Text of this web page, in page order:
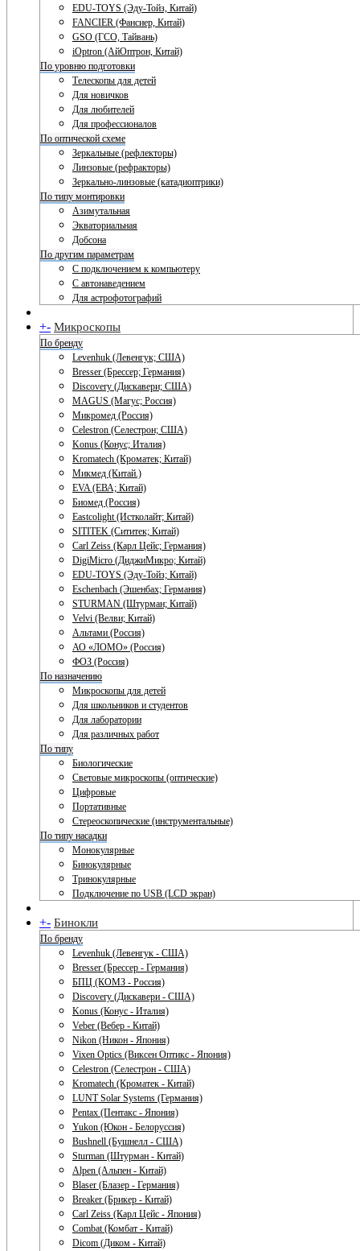
EDU-TOYS (Эду-Тойз, Китай)
FANCIER (Фансиер, Китай)
GSO (ГСО, Тайвань)
iOptron (АйОптрон, Китай)
По уровню подготовки
Телескопы для детей
Для новичков
Для любителей
Для профессионалов
По оптической схеме
Зеркальные (рефлекторы)
Линзовые (рефракторы)
Зеркально-линзовые (катадиоптрики)
По типу монтировки
Азимутальная
Экваториальная
Добсона
По другим параметрам
С подключением к компьютеру
С автонаведением
Для астрофотографий
+- Микроскопы
По бренду
Levenhuk (Левенгук; США)
Bresser (Брессер; Германия)
Discovery (Дискавери; США)
MAGUS (Магус; Россия)
Микромед (Россия)
Celestron (Селестрон; США)
Konus (Конус; Италия)
Kromatech (Кроматек; Китай)
Микмед (Китай.)
EVA (ЕВА; Китай)
Биомед (Россия)
Eastcolight (Истколайт; Китай)
SITITEK (Сититек; Китай)
Carl Zeiss (Карл Цейс; Германия)
DigiMicro (ДиджиМикро; Китай)
EDU-TOYS (Эду-Тойз; Китай)
Eschenbach (Эшенбах; Германия)
STURMAN (Штурман; Китай)
Velvi (Велви; Китай)
Альтами (Россия)
АО «ЛОМО» (Россия)
ФОЗ (Россия)
По назначению
Микроскопы для детей
Для школьников и студентов
Для лаборатории
Для различных работ
По типу
Биологические
Световые микроскопы (оптические)
Цифровые
Портативные
Стереоскопические (инструментальные)
По типу насадки
Монокулярные
Бинокулярные
Тринокулярные
Подключение по USB (LCD экран)
+- Бинокли
По бренду
Levenhuk (Левенгук - США)
Bresser (Брессер - Германия)
БПЦ (КОМЗ - Россия)
Discovery (Дискавери - США)
Konus (Конус - Италия)
Veber (Вебер - Китай)
Nikon (Никон - Япония)
Vixen Optics (Виксен Оптикс - Япония)
Celestron (Селестрон - США)
Kromatech (Кроматек - Китай)
LUNT Solar Systems (Германия)
Pentax (Пентакс - Япония)
Yukon (Юкон - Белоруссия)
Bushnell (Бушнелл - США)
Sturman (Штурман - Китай)
Alpen (Альпен - Китай)
Blaser (Блазер - Германия)
Breaker (Брикер - Китай)
Carl Zeiss (Карл Цейс - Япония)
Combat (Комбат - Китай)
Dicom (Диком - Китай)